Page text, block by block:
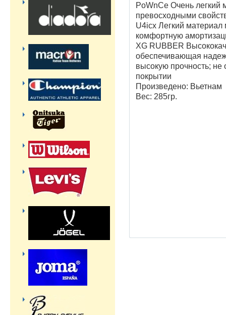
PoWnCe Очень
превосходными
U4icx Легкий
комфортную
XG RUBBER
обеспечивающая
высокую прочность; не
покрытии
Произведено: Вьетнам
Вес: 285гр.